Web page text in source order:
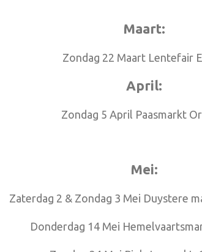
Maart:
Zondag 22 Maart Lentefair
April:
Zondag 5 April Paasmarkt
Mei:
Zaterdag 2 & Zondag 3 Mei Duystere
Donderdag 14 Mei